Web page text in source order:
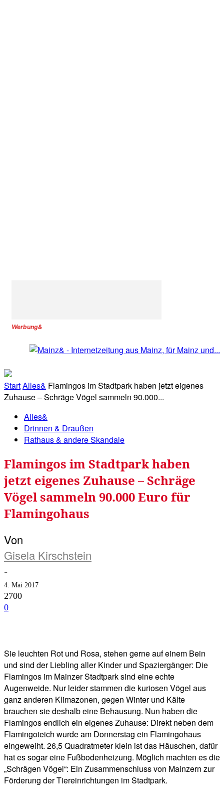
Werbung&
StartAlles& Flamingos im Stadtpark haben jetzt eigenes
Zuhause – Schräge Vögel sammeln 90.000...
Alles&
Drinnen & Draußen
Rathaus & andere Skandale
Flamingos im Stadtpark haben
jetzt eigenes Zuhause – Schräge
Vögel sammeln 90.000 Euro für
Flamingohaus
Von
Gisela Kirschstein
-
4. Mai 2017
2700
0
Sie leuchten Rot und Rosa, stehen gerne auf einem Bein
und sind der Liebling aller Kinder und Spaziergänger: Die
Flamingos im Mainzer Stadtpark sind eine echte
Augenweide. Nur leider stammen die kuriosen Vögel aus
ganz anderen Klimazonen, gegen Winter und Kälte
brauchen sie deshalb eine Behausung. Nun haben die
Flamingos endlich ein eigenes Zuhause: Direkt neben dem
Flamingoteich wurde am Donnerstag ein Flamingohaus
eingeweiht. 26,5 Quadratmeter klein ist das Häuschen, dafür
hat es sogar eine Fußbodenheizung. Möglich machten es die
„Schrägen Vögel“: Ein Zusammenschluss von Mainzern zur
Förderung der Tiereinrichtungen im Stadtpark.